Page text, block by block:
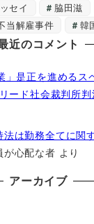
セイ
脇田滋
当解雇事件 韓
近のコメント
是正を進めるス
ード社会裁判所判
は勤務全てに関
が心配な者 より
アーカイブ